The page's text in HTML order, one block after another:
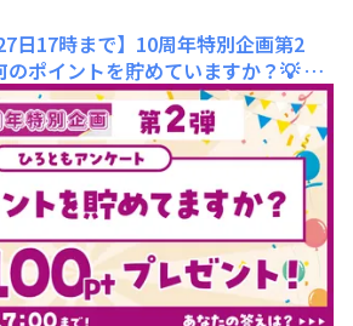
日17時まで】10周年特別企画第2
ポイントを貯めていますか？💡 🎉
、はじまります 🎉ひろとものみな
在開催中の桜マップ企画🌸には、も
たか？ひろともさんは全国にいらっ
ろが少しずつ違うのも楽しみのひと
も、ぜひ「＃都道府県」をつけてご
😄